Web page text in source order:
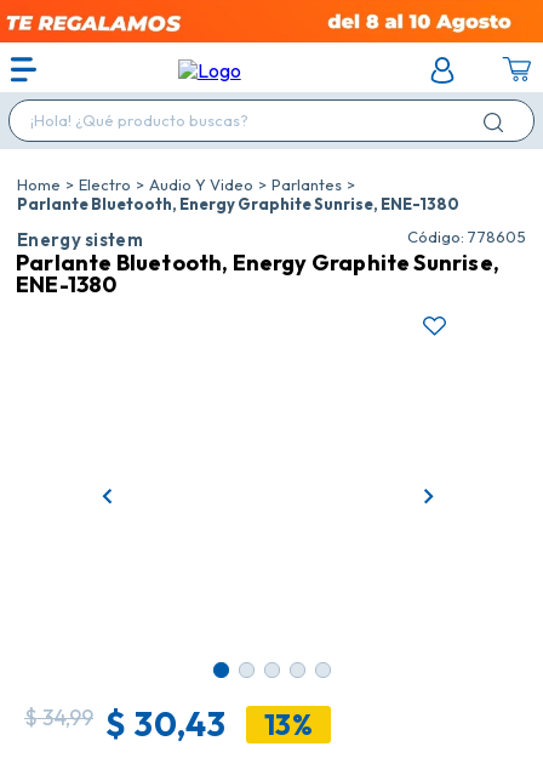
¡Hola! ¿Qué producto buscas?
Electro Audio Y Video
Parlantes
Parlante Bluetooth, Energy Graphite Sunrise, ENE-1380
Energy sistem : 778605
Parlante Bluetooth, Energy Graphite Sunrise,
ENE-1380
$34,99 $ 30,43 13%